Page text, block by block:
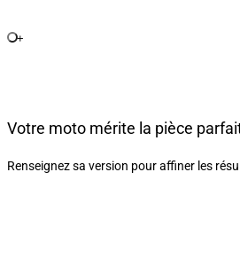
+
Votre moto mérite la pièce
Renseignez sa version pour affiner les